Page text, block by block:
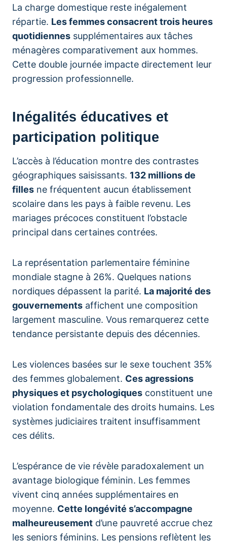
La charge domestique reste inégalement
répartie. Les femmes consacrent trois heures
quotidiennes supplémentaires aux tâches
ménagères comparativement aux hommes.
Cette double journée impacte directement leur
progression professionnelle.
Inégalités éducatives et
participation politique
L’accès à l’éducation montre des contrastes
géographiques saisissants. 132 millions de
filles ne fréquentent aucun établissement
scolaire dans les pays à faible revenu. Les
mariages précoces constituent l’obstacle
principal dans certaines contrées.
La représentation parlementaire féminine
mondiale stagne à 26%. Quelques nations
nordiques dépassent la parité. La majorité des
gouvernements affichent une composition
largement masculine. Vous remarquerez cette
tendance persistante depuis des décennies.
Les violences basées sur le sexe touchent 35%
des femmes globalement. Ces agressions
physiques et psychologiques constituent une
violation fondamentale des droits humains. Les
systèmes judiciaires traitent insuffisamment
ces délits.
L’espérance de vie révèle paradoxalement un
avantage biologique féminin. Les femmes
vivent cinq années supplémentaires en
moyenne. Cette longévité s’accompagne
malheureusement d’une pauvreté accrue chez
les seniors féminins. Les pensions reflètent les